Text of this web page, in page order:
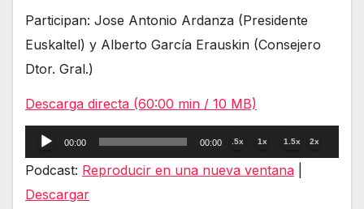
Participan: Jose Antonio Ardanza (Presidente
Euskaltel) y Alberto García Erauskin (Consejero
Dtor. Gral.)
Descarga directa (60:00 min / 10 MB)
Reproductor
de
audio
00:00 00:00 .5x 1x 1.5x 2x
Podcast: Reproducir en una nueva ventana
Descargar